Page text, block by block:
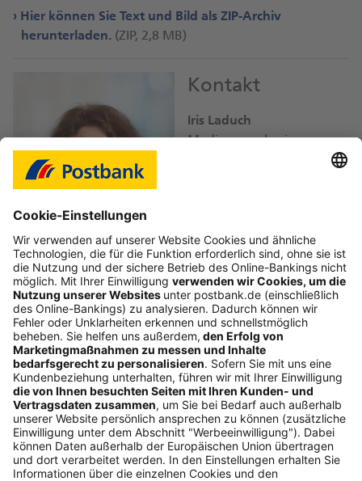
Hier können Sie Text und Bild als ZIP-Archiv
herunterladen. (ZIP, 2,8 MB)
Kontakt
Iris Laduch
Mediensprecherin
Folgen Sie uns
Postbank Newsletter